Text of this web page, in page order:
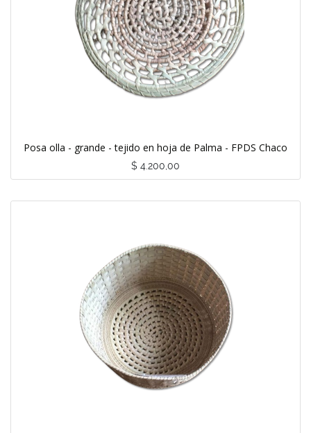
Posa olla - grande - tejido en hoja de Palma - FPDS Chaco
$ 4.200,00